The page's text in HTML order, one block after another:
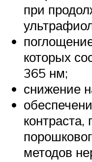
при
которых
365 нм;
снижение
контраста,
методов